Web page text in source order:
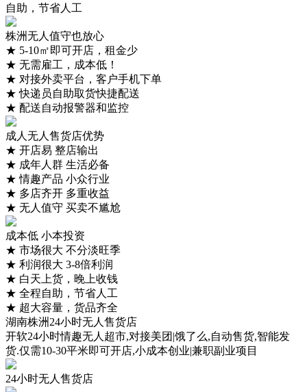
自助，节省人工
株洲无人值守也放心
★ 5-10㎡即可开店，租金少
★ 无需雇工，成本低！
★ 对接外卖平台，客户手机下单
★ 快递员自助取货快捷配送
★ 配送自动报警器和监控
成人无人售货店优势
★ 开店易 整店输出
★ 成年人群 生活必备
★ 情趣产品 小众行业
★ 多店齐开 多重收益
★ 无人值守 买卖不尴尬
成本低 小本投资
★ 市场很大 不分淡旺季
★ 利润很大 3-8倍利润
★ 白天上货，晚上收钱
★ 全程自助，节省人工
★ 超大容量，货品齐全
湖南株洲24小时无人售货店
开软24小时情趣无人超市,对接美团|饿了么,自动售货,智能发
货.仅需10-30平米即可开店,小成本创业|兼职副业项目
24小时无人售货店